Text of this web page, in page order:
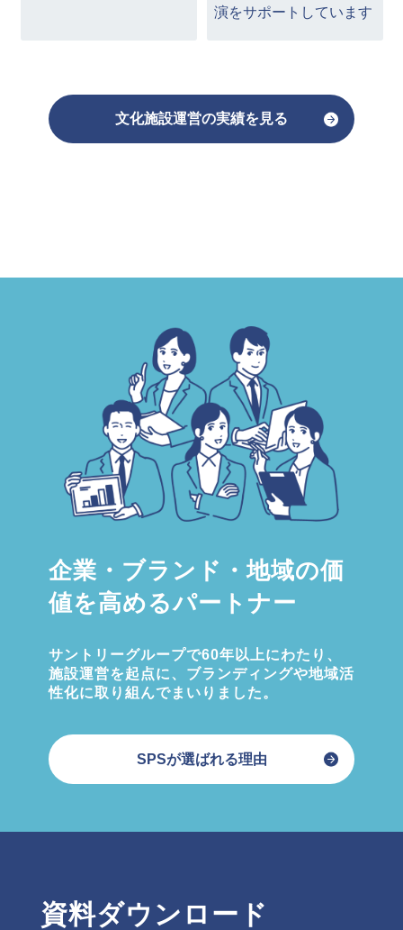
演をサポートしています
文化施設運営の実績を見る
企業・ブランド・地域の価
値を高めるパートナー
サントリーグループで60年以上にわたり、
施設運営を起点に、ブランディングや地域活
性化に取り組んでまいりました。
SPSが選ばれる理由
資料ダウンロード